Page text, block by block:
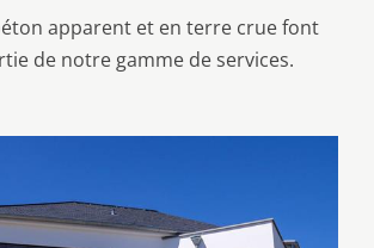
apparent et en terre crue font
de notre gamme de services.